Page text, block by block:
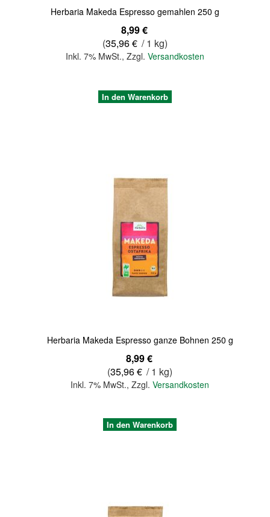
Herbaria Makeda Espresso gemahlen 250 g
8,99 €
(35,96 € / 1 kg)
Inkl. 7% MwSt., Zzgl. Versandkosten
In den Warenkorb
Herbaria Makeda Espresso ganze Bohnen 250 g
8,99 €
(35,96 € / 1 kg)
Inkl. 7% MwSt.,Zzgl.Versandkosten
In den Warenkorb